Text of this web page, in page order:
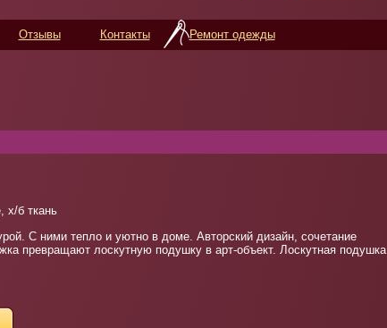
Отзывы Контакты Ремонт одежды
х/б ткань
С ними тепло и уютно в доме. Авторский дизайн, сочетание
превращают лоскутную подушку в арт-объект. Лоскутная подушка